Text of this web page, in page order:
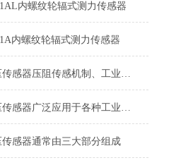
内螺纹轮辐式测力传感器
内螺纹轮辐式测力传感器
油压传感器压阻传感机制、工业工况适配与标准化运维管理
油压传感器广泛应用于各种工业自控环境
传感器通常由三大部分组成